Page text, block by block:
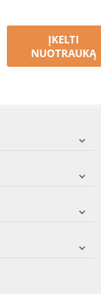
ĮKELTI
NUOTRAUKĄ